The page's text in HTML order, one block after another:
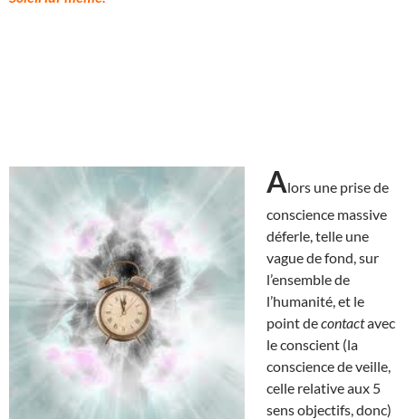
Alors une prise de
conscience massive
déferle, telle une
vague de fond, sur
l’ensemble de
l’humanité, et le
point decontactavec
le conscient (la
conscience de veille,
celle relative aux 5
sens objectifs, donc)